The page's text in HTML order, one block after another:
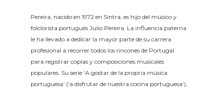
Pereira, nacido en 1972 en Sintra, es hijo del músico y
folclorista portugués Julio Pereira. La influencia paterna
le ha llevado a dedicar la mayor parte de su carrera
profesional a recorrer todos los rincones de Portugal
para registrar coplas y composiciones musicales
populares. Su serie ‘A gostar de la propria música
portuguesa’ (‘a disfrutar de nuestra cocina portuguesa’),